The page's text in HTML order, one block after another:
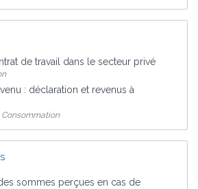
de travail dans le secteur privé
: déclaration et revenus à
sommes perçues en cas de